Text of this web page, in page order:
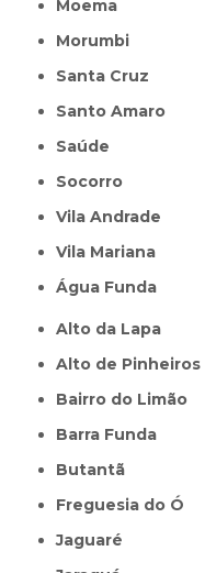
Moema
Morumbi
Santa Cruz
Santo Amaro
Saúde
Socorro
Vila Andrade
Vila Mariana
Água Funda
Alto da Lapa
Alto de Pinheiros
Bairro do Limão
Barra Funda
Butantã
Freguesia do Ó
Jaguaré